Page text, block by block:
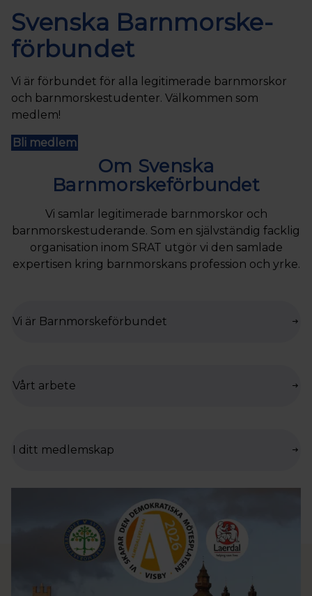
Svenska Barnmorske­
förbundet
Vi är förbundet för alla legitimerade barnmorskor
och barnmorskestudenter. Välkommen som
medlem!
Bli medlem
Om Svenska
Barnmorskeförbundet
Vi samlar legitimerade barnmorskor och
barnmorskestuderande. Som en självständig facklig
organisation inom SRAT utgör vi den samlade
expertisen kring barnmorskans profession och yrke.
Vi är Barnmorskeförbundet
Vårt arbete
I ditt medlemskap